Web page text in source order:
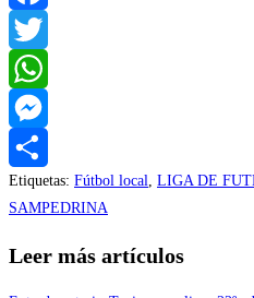
Facebook
Twitter
WhatsApp
Messenger
Compartir
Etiquetas: Fútbol local, LIGA DE
SAMPEDRINA
Leer más artículos